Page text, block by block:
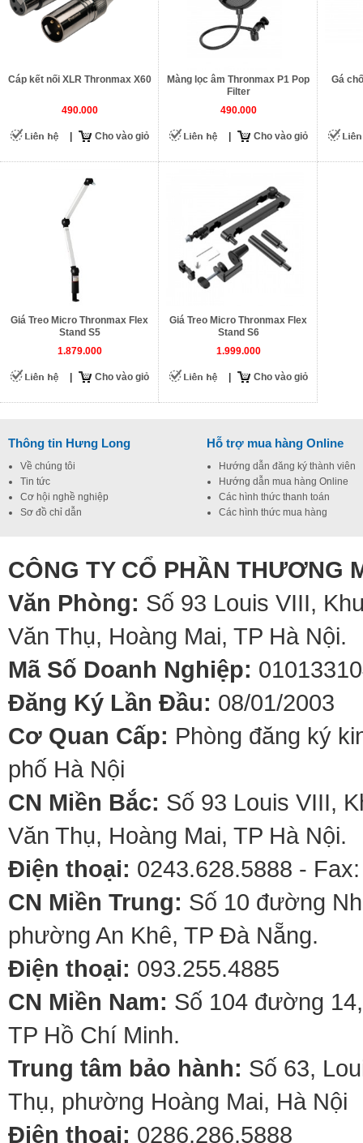
Cáp kết nối XLR Thronmax X60
490.000
Cho vào giỏ
Màng lọc âm Thronmax P1 Pop
Filter
490.000
Cho vào giỏ
Gá
Giá Treo Micro Thronmax Flex
Stand S5
1.879.000
Cho vào giỏ
Giá Treo Micro Thronmax Flex
Stand S6
1.999.000
Cho vào giỏ
Thông tin Hưng Long
Về chúng tôi
Tin tức
Cơ hội nghề nghiệp
Sơ đồ chỉ dẫn
Hỗ trợ mua hàng Online
Hướng dẫn đăng ký thành viên
Hướng dẫn mua hàng Online
Các hình thức thanh toán
Các hình thức mua hàng
CÔNG TY CỔ PHẦN THƯƠNG
Văn Phòng: Số 93 Louis VIII,
Văn Thụ, Hoàng Mai, TP Hà Nội.
Mã Số Doanh Nghiệp:
Đăng Ký Lần Đầu: 08/01/2003
Cơ Quan Cấp: Phòng đăng ký
phố Hà Nội
CN Miền Bắc: Số 93 Louis VIII,
Văn Thụ, Hoàng Mai, TP Hà Nội.
Điện thoại: 0243.628.5888 -
CN Miền Trung: Số 10 đường
phường An Khê, TP Đà Nẵng.
Điện thoại: 093.255.4885
CN Miền Nam: Số 104 đường
TP Hồ Chí Minh.
Trung tâm bảo hành: Số 63,
Thụ, phường Hoàng Mai, Hà Nội
Điện thoại: 0286.286.5888